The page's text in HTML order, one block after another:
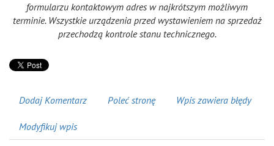
formularzu kontaktowym adres w najkrótszym możliwym
terminie. Wszystkie urządzenia przed wystawieniem na sprzedaż
przechodzą kontrole stanu technicznego.
Dodaj Komentarz Poleć stronę Wpis zawiera błędy
Modyfikuj wpis